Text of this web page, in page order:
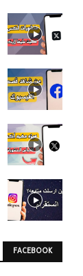
FACEBOOK